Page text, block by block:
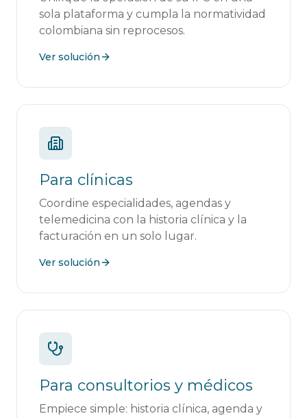
sola plataforma y cumpla la normatividad
colombiana sin reprocesos.
Ver solución
Para clínicas
Coordine especialidades, agendas y
telemedicina con la historia clínica y la
facturación en un solo lugar.
Ver solución
Para consultorios y médicos
Empiece simple: historia clínica, agenda y